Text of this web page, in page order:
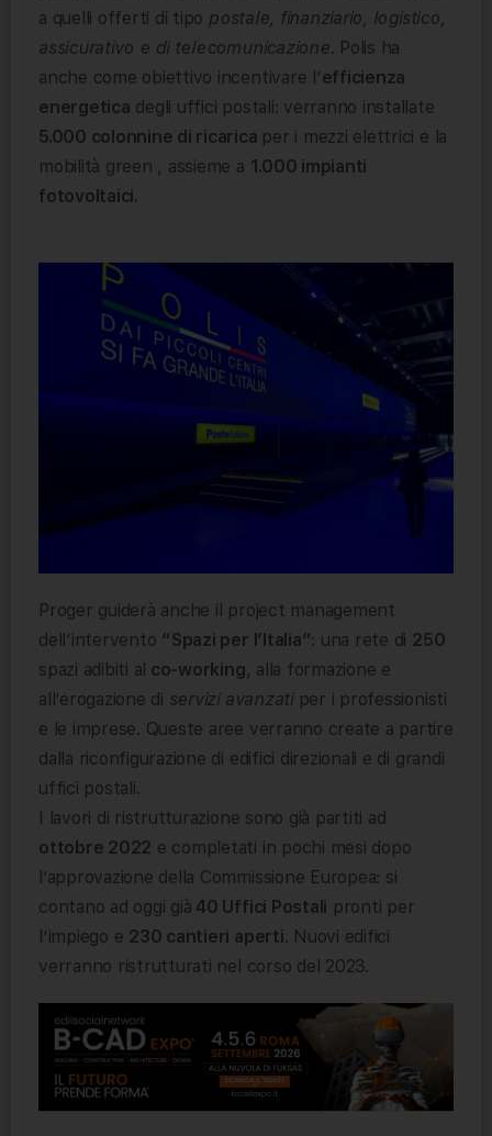
a quelli offerti di tipo postale, finanziario, logistico,
assicurativo e di telecomunicazione. Polis ha
anche come obiettivo incentivare l’efficienza
energetica degli uffici postali: verranno installate
5.000 colonnine di ricarica per i mezzi elettrici e la
mobilità green , assieme a 1.000 impianti
fotovoltaici.
Proger guiderà anche il project management
dell’intervento “Spazi per l’Italia”: una rete di 250
spazi adibiti al co-working, alla formazione e
all’erogazione di servizi avanzatiper i professionisti
e le imprese. Queste aree verranno create a partire
dalla riconfigurazione di edifici direzionali e di grandi
uffici postali.
I lavori di ristrutturazione sono già partiti ad
ottobre 2022 e completati in pochi mesi dopo
l’approvazione della Commissione Europea: si
contano ad oggi già 40 Uffici Postali pronti per
l’impiego e 230 cantieri aperti. Nuovi edifici
verranno ristrutturati nel corso del 2023.